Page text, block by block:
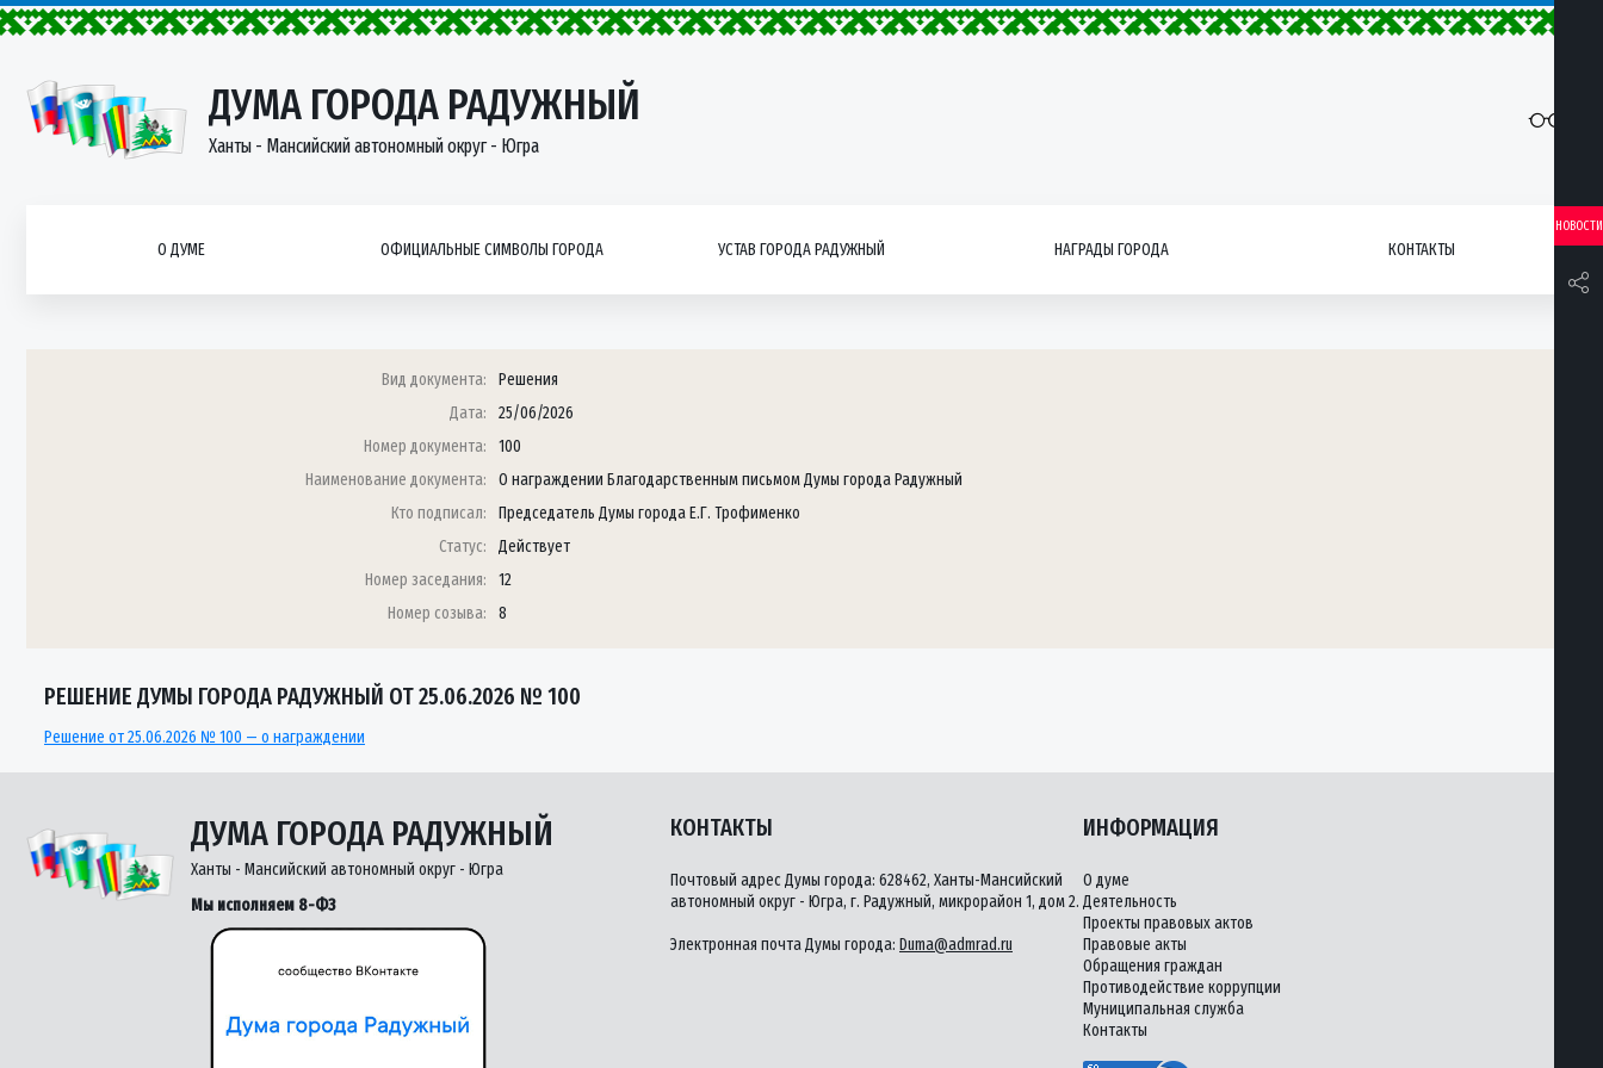
ДУМА ГОРОДА РАДУЖНЫЙ
Ханты - Мансийский автономный округ - Югра
О ДУМЕ ОФИЦИАЛЬНЫЕ СИМВОЛЫ ГОРОДА УСТАВ ГОРОДА РАДУЖНЫЙ НАГРАДЫ ГОРОДА КОНТАКТЫ
НОВОСТИ
Вид документа:
Решения
Дата:
25/06/2026
Номер документа:
100
Наименование документа:
О награждении Благодарственным письмом Думы города Радужный
Кто подписал:
Председатель Думы города Е.Г. Трофименко
Статус:
Действует
Номер заседания:
12
Номер созыва:
8
РЕШЕНИЕ ДУМЫ ГОРОДА РАДУЖНЫЙ ОТ 25.06.2026 № 100
Решение от 25.06.2026 № 100 — о награждении
ДУМА ГОРОДА РАДУЖНЫЙ
Ханты - Мансийский автономный округ - Югра
Мы исполняем 8-ФЗ
КОНТАКТЫ
Почтовый адрес Думы города: 628462, Ханты-Мансийский
автономный округ - Югра, г. Радужный, микрорайон 1, дом 2.
Электронная почта Думы города: Duma@admrad.ru
ИНФОРМАЦИЯ
О думе
Деятельность
Проекты правовых актов
Правовые акты
Обращения граждан
Противодействие коррупции
Муниципальная служба
Контакты